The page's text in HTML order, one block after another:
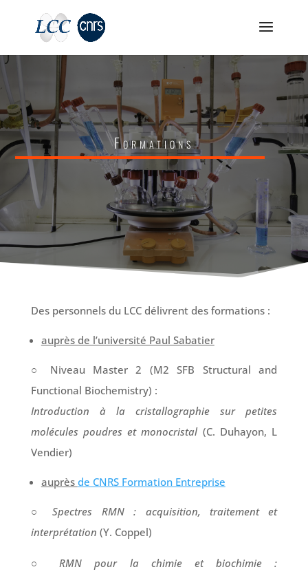
Formations
Des personnels du LCC délivrent des formations :
auprès de l’université Paul Sabatier
○ Niveau Master 2 (M2 SFB Structural and
Functional Biochemistry) :
Introduction à la cristallographie sur petites
molécules poudres et monocristal(C. Duhayon, L
Vendier)
auprès de CNRS Formation Entreprise
○Spectres RMN : acquisition, traitement et
interprétation (Y. Coppel)
○RMN pour la chimie et biochimie :